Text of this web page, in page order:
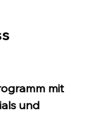
mit
und